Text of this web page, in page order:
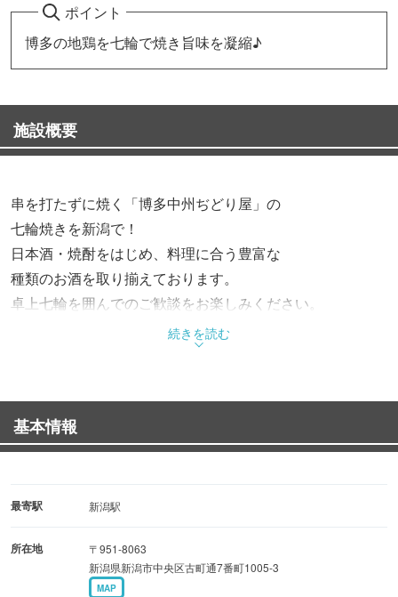
ポイント
博多の地鶏を七輪で焼き旨味を凝縮♪
施設概要
串を打たずに焼く「博多中州ぢどり屋」の
七輪焼きを新潟で！
日本酒・焼酎をはじめ、料理に合う豊富な
種類のお酒を取り揃えております。
卓上七輪を囲んでのご歓談をお楽しみください。
炭火の炎で一気に焼き上げる「もも焼き」「たたき」は
とにかくお酒がすすむ一品です。
テーブル席、お座敷席、カウンター席がございます。
用いただけます。
続きを読む
基本情報
最寄駅 新潟駅
所在地
〒951-8063
新潟県新潟市中央区古町通7番町1005-3
MAP